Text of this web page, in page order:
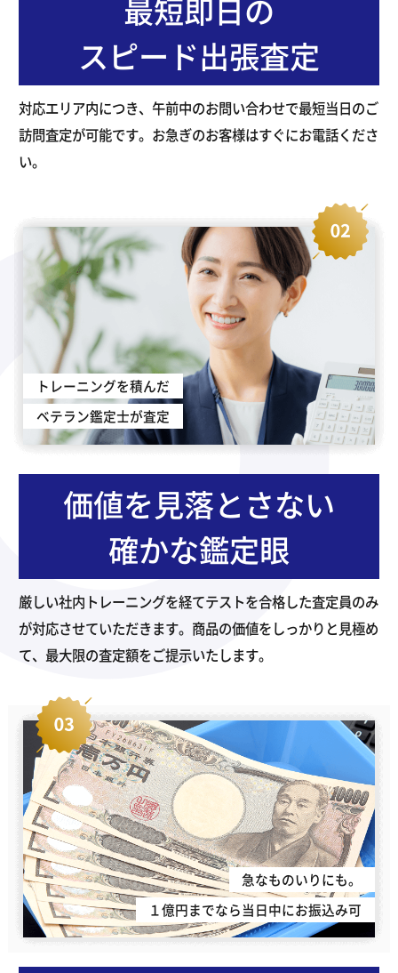
最短即日の
スピード出張査定
対応エリア内につき、午前中のお問い合わせで最短当日のご
訪問査定が可能です。お急ぎのお客様はすぐにお電話くださ
い。
トレーニングを積んだ
ベテラン鑑定士が査定
価値を見落とさない
確かな鑑定眼
厳しい社内トレーニングを経てテストを合格した査定員のみ
が対応させていただきます。商品の価値をしっかりと見極め
て、最大限の査定額をご提示いたします。
急なものいりにも。
１億円までなら当日中にお振込み可